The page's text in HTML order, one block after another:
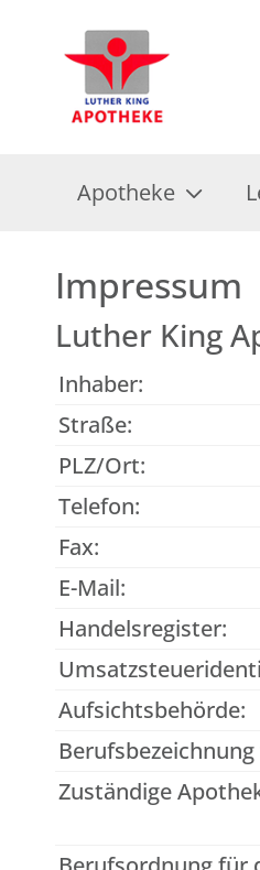
Apotheke
Impressum
Luther King
Inhaber:
Straße:
PLZ/Ort:
Telefon:
Fax:
E-Mail:
Handelsregister:
Aufsichtsbehörde:
Zuständige